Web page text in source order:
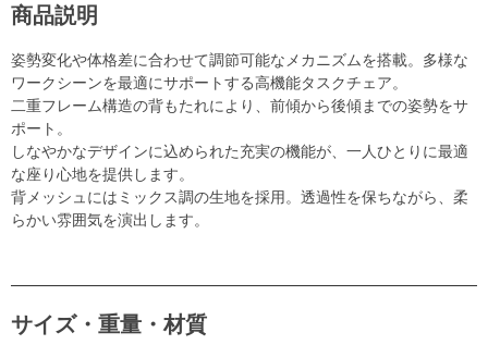
商品説明
姿勢変化や体格差に合わせて調節可能なメカニズムを搭載。多様な
ワークシーンを最適にサポートする高機能タスクチェア。
二重フレーム構造の背もたれにより、前傾から後傾までの姿勢をサ
ポート。
しなやかなデザインに込められた充実の機能が、一人ひとりに最適
な座り心地を提供します。
背メッシュにはミックス調の生地を採用。透過性を保ちながら、柔
らかい雰囲気を演出します。
サイズ・重量・材質